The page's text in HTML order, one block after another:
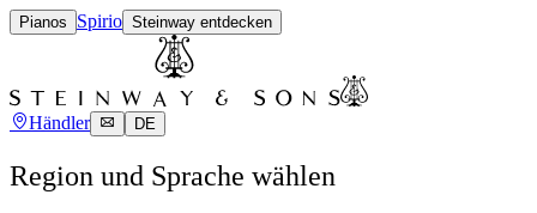
Pianos Spirio Steinway entdecken
Händler DE
Region und Sprache wählen